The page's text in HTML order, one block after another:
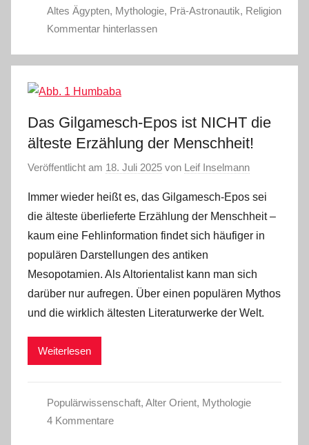
Altes Ägypten, Mythologie, Prä-Astronautik, Religion
Kommentar hinterlassen
Das Gilgamesch-Epos ist NICHT die
älteste Erzählung der Menschheit!
Veröffentlicht am 18. Juli 2025 von Leif Inselmann
Immer wieder heißt es, das Gilgamesch-Epos sei
die älteste überlieferte Erzählung der Menschheit –
kaum eine Fehlinformation findet sich häufiger in
populären Darstellungen des antiken
Mesopotamien. Als Altorientalist kann man sich
darüber nur aufregen. Über einen populären Mythos
und die wirklich ältesten Literaturwerke der Welt.
Weiterlesen
Populärwissenschaft, Alter Orient, Mythologie
4 Kommentare